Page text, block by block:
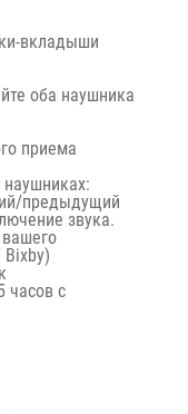
вкладыши
оба наушника
приема
наушниках:
предыдущий
звука.
часов с